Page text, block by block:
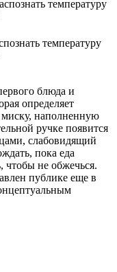
температуру
блюда и
определяет
миску, наполненную
ручке появится
слабовидящий
пока еда
чтобы не обжечься.
публике еще в